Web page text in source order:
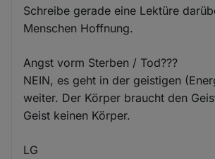
Schreibe gerade eine Lektüre
Menschen Hoffnung.
Angst vorm Sterben / Tod???
NEIN, es geht in der geistigen
weiter. Der Körper braucht den
Geist keinen Körper.
LG